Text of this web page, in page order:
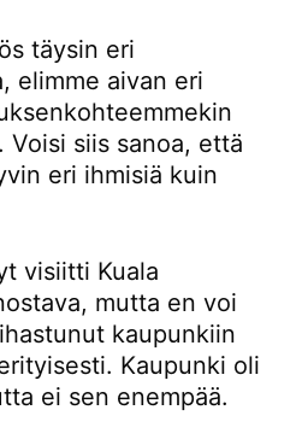
täysin eri
elimme aivan eri
siis sanoa, että
eri ihmisiä kuin
visiitti Kuala
mutta en voi
kaupunkiin
Kaupunki oli
ei sen enempää.